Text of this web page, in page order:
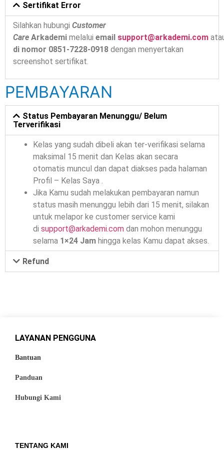
Sertifikat Error
Silahkan hubungi Customer
Care Arkademi melalui email support@arkademi.com
di nomor 0851-7228-0918 dengan menyertakan
screenshot sertifikat.
PEMBAYARAN
Status Pembayaran Menunggu/ Belum
Terverifikasi
Kelas yang sudah dibeli akan ter-verifikasi selama
maksimal 15 menit dan Kelas akan secara
otomatis muncul dan dapat diakses pada halaman
Profil – Kelas Saya .
Jika Kamu sudah melakukan pembayaran namun
status masih menunggu lebih dari 15 menit, silakan
untuk melapor ke customer service kami
di support@arkademi.com dan mohon menunggu
selama 1×24 Jam hingga kelas Kamu dapat akses.
Refund
LAYANAN PENGGUNA
Bantuan
Panduan
Hubungi Kami
TENTANG KAMI